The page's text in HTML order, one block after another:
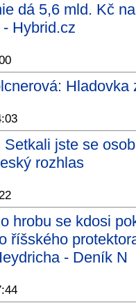
dá 5,6 mld. Kč
Hybrid.cz
jste se
rozhlas
hrobu se kdosi
říšského
- Deník N